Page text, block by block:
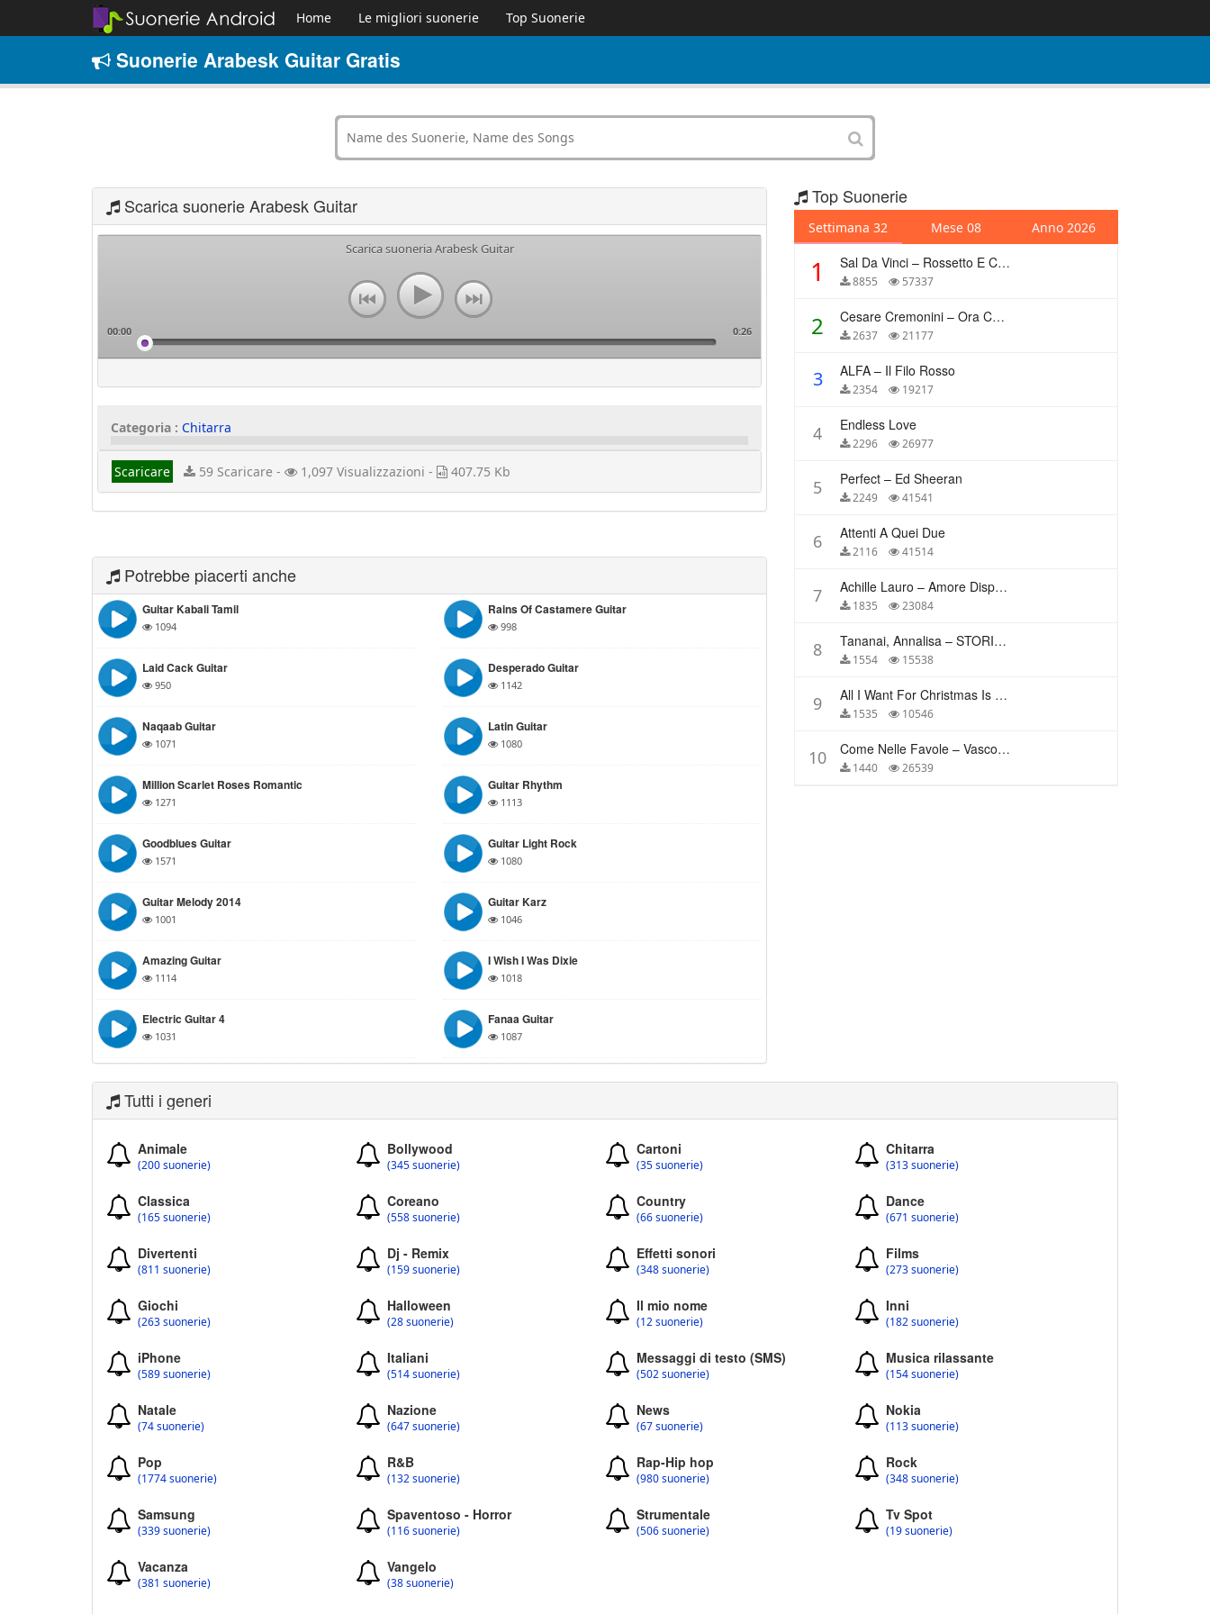
Home Le migliori suonerie Top Suonerie
Suonerie Arabesk Guitar Gratis
Scarica suonerie Arabesk Guitar
Scarica suoneria Arabesk Guitar
00:00 0:26
Categoria : Chitarra
Scaricare 59 Scaricare - 1,097 Visualizzazioni - 407.75 Kb
Potrebbe piacerti anche
Guitar Kabali Tamil
1094
Rains Of Castamere Guitar
998
Laid Cack Guitar
950
Desperado Guitar
1142
Naqaab Guitar
1071
Latin Guitar
1080
Million Scarlet Roses Romantic
1271
Guitar Rhythm
1113
Goodblues Guitar
1571
Guitar Light Rock
1080
Guitar Melody 2014
1001
Guitar Karz
1046
Amazing Guitar
1114
I Wish I Was Dixie
1018
Electric Guitar 4
1031
Fanaa Guitar
1087
Top Suonerie
Settimana 32 Mese 08 Anno 2026
1 Sal Da Vinci – Rossetto E Caffè
8855 57337
2 Cesare Cremonini – Ora Che Non Ho Più Te
2637 21177
3 ALFA – Il Filo Rosso
2354 19217
4 Endless Love
2296 26977
5 Perfect – Ed Sheeran
2249 41541
6 Attenti A Quei Due
2116 41514
7 Achille Lauro – Amore Disperato
1835 23084
8 Tananai, Annalisa – STORIE BREVI
1554 15538
9 All I Want For Christmas Is You – Mariah Carey
1535 10546
10 Come Nelle Favole – Vasco Rossi
1440 26539
Tutti i generi
Animale
(200 suonerie)
Bollywood
(345 suonerie)
Cartoni
(35 suonerie)
Chitarra
(313 suonerie)
Classica
(165 suonerie)
Coreano
(558 suonerie)
Country
(66 suonerie)
Dance
(671 suonerie)
Divertenti
(811 suonerie)
Dj - Remix
(159 suonerie)
Effetti sonori
(348 suonerie)
Films
(273 suonerie)
Giochi
(263 suonerie)
Halloween
(28 suonerie)
Il mio nome
(12 suonerie)
Inni
(182 suonerie)
iPhone
(589 suonerie)
Italiani
(514 suonerie)
Messaggi di testo (SMS)
(502 suonerie)
Musica rilassante
(154 suonerie)
Natale
(74 suonerie)
Nazione
(647 suonerie)
News
(67 suonerie)
Nokia
(113 suonerie)
Pop
(1774 suonerie)
R&B
(132 suonerie)
Rap-Hip hop
(980 suonerie)
Rock
(348 suonerie)
Samsung
(339 suonerie)
Spaventoso - Horror
(116 suonerie)
Strumentale
(506 suonerie)
Tv Spot
(19 suonerie)
Vacanza
(381 suonerie)
Vangelo
(38 suonerie)